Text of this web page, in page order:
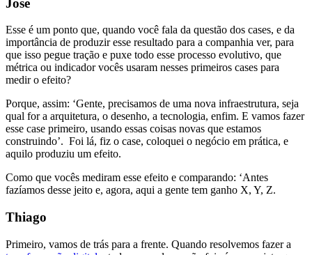
Esse é um ponto que, quando você fala da questão dos cases, e da
importância de produzir esse resultado para a companhia ver, para
que isso pegue tração e puxe todo esse processo evolutivo, que
métrica ou indicador vocês usaram nesses primeiros cases para
medir o efeito?
Porque, assim: ‘Gente, precisamos de uma nova infraestrutura, seja
qual for a arquitetura, o desenho, a tecnologia, enfim. E vamos fazer
esse case primeiro, usando essas coisas novas que estamos
construindo’. Foi lá, fiz o case, coloquei o negócio em prática, e
aquilo produziu um efeito.
Como que vocês mediram esse efeito e comparando: ‘Antes
fazíamos desse jeito e, agora, aqui a gente tem ganho X, Y, Z.
Thiago
Primeiro, vamos de trás para a frente. Quando resolvemos fazer a